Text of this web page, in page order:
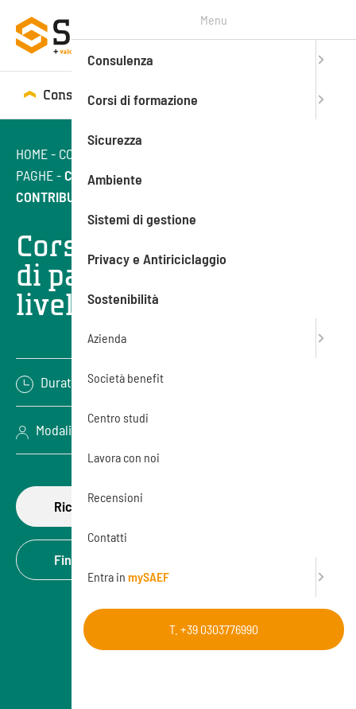
Consulenza Corsi di formazione
HOME- CORSI DI FORMAZIONE
PAGHE-CORSO SULL’ELABORAZIONE DI PAGHE E
CONTRIBUTI – LIVELLO AVANZATO
Corso sull’elaborazione
di paghe e contributi –
livello avanzato
Durata: 32 ore
Modalità: Aula (In presenza)
Richiedi di partecipare
Finanzia la formazione
Menu
Consulenza
Corsi di formazione
Sicurezza
Ambiente
Sistemi di gestione
Privacy e Antiriciclaggio
Sostenibilità
Azienda
Società benefit
Centro studi
Lavora con noi
Recensioni
Contatti
Entra in mySAEF
T. +39 0303776990